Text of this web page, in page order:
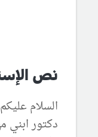
نص
السلام
دكتور ابني